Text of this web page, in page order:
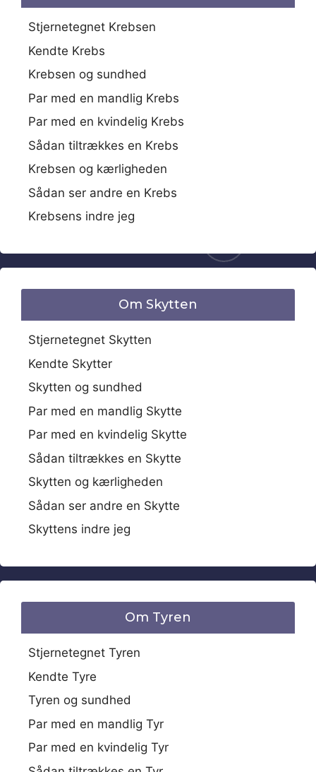
Stjernetegnet Krebsen
Kendte Krebs
Krebsen og sundhed
Par med en mandlig Krebs
Par med en kvindelig Krebs
Sådan tiltrækkes en Krebs
Krebsen og kærligheden
Sådan ser andre en Krebs
Krebsens indre jeg
Om Skytten
Stjernetegnet Skytten
Kendte Skytter
Skytten og sundhed
Par med en mandlig Skytte
Par med en kvindelig Skytte
Sådan tiltrækkes en Skytte
Skytten og kærligheden
Sådan ser andre en Skytte
Skyttens indre jeg
Om Tyren
Stjernetegnet Tyren
Kendte Tyre
Tyren og sundhed
Par med en mandlig Tyr
Par med en kvindelig Tyr